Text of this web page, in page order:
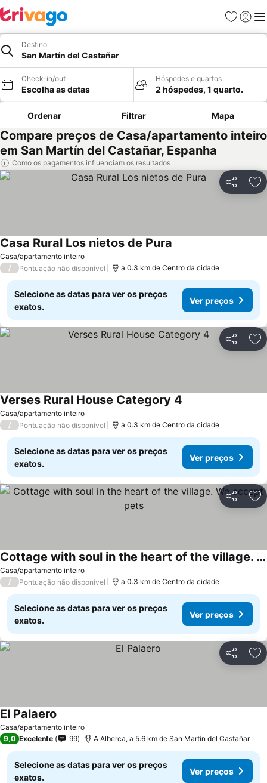
Favoritos
Iniciar
Destino
San Martín del Castañar
Check-in/out
Escolha as datas
Hóspedes e quartos
2 hóspedes, 1 quarto.
Ordenar Filtrar Mapa
Compare preços de Casa/apartamento inteiro
em San Martín del Castañar, Espanha
Como os pagamentos influenciam os resultados
Partilhar
Casa/apartamento inteiro
Casa Rural Los nietos de Pura
/ Pontuação não disponível a 0.3 km de Centro da cidade
Selecione as datas para ver os preços
exatos.
Ver preços
Partilhar
Casa/apartamento inteiro
Verses Rural House Category 4
/ Pontuação não disponível a 0.3 km de Centro da cidade
Selecione as datas para ver os preços
exatos.
Ver preços
Partilhar
Casa/apartamento inteiro
Cottage with soul in the heart of the village. We accept pets
Ver preços
/ Pontuação não disponível a 0.3 km de Centro da cidade
Selecione as datas para ver os preços
exatos.
Ver preços
Partilhar
Casa/apartamento inteiro
El Palaero
9,0 Excelente 99 A Alberca, a 5.6 km de San Martín del Castañar
Selecione as datas para ver os preços
exatos.
Ver preços